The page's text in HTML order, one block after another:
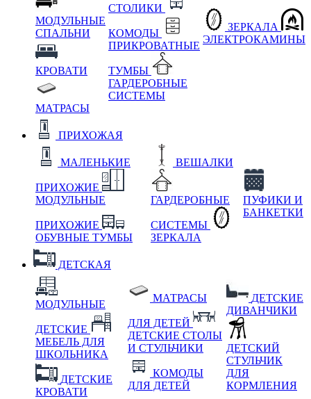
МОДУЛЬНЫЕ
СПАЛЬНИ
КРОВАТИ
МАТРАСЫ
СТОЛИКИ
КОМОДЫ
ПРИКРОВАТНЫЕ
ТУМБЫ
ГАРДЕРОБНЫЕ
СИСТЕМЫ
ЗЕРКАЛА
ЭЛЕКТРОКАМИНЫ
ПРИХОЖАЯ
МАЛЕНЬКИЕ
ПРИХОЖИЕ
МОДУЛЬНЫЕ
ПРИХОЖИЕ
ОБУВНЫЕ ТУМБЫ
ВЕШАЛКИ
ГАРДЕРОБНЫЕ
СИСТЕМЫ
ЗЕРКАЛА
ПУФИКИ И
БАНКЕТКИ
ДЕТСКАЯ
МОДУЛЬНЫЕ
ДЕТСКИЕ
МЕБЕЛЬ ДЛЯ
ШКОЛЬНИКА
ДЕТСКИЕ
КРОВАТИ
МАТРАСЫ
ДЛЯ ДЕТЕЙ
ДЕТСКИЕ СТОЛЫ
И СТУЛЬЧИКИ
КОМОДЫ
ДЛЯ ДЕТЕЙ
ДЕТСКИЕ
ДИВАНЧИКИ
ДЕТСКИЙ
СТУЛЬЧИК
ДЛЯ
КОРМЛЕНИЯ